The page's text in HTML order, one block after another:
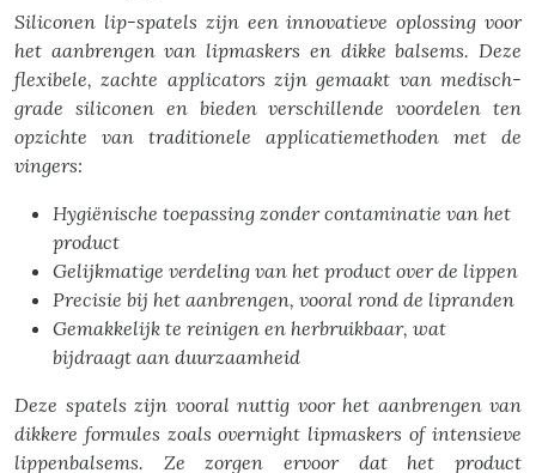
Siliconen lip-spatels zijn een innovatieve oplossing voor
het aanbrengen van lipmaskers en dikke balsems. Deze
flexibele, zachte applicators zijn gemaakt van medisch-
grade siliconen en bieden verschillende voordelen ten
opzichte van traditionele applicatiemethoden met de
vingers:
Hygiënische toepassing zonder contaminatie van het
product
Gelijkmatige verdeling van het product over de lippen
Precisie bij het aanbrengen, vooral rond de lipranden
Gemakkelijk te reinigen en herbruikbaar, wat
bijdraagt aan duurzaamheid
Deze spatels zijn vooral nuttig voor het aanbrengen van
dikkere formules zoals overnight lipmaskers of intensieve
lippenbalsems. Ze zorgen ervoor dat het product